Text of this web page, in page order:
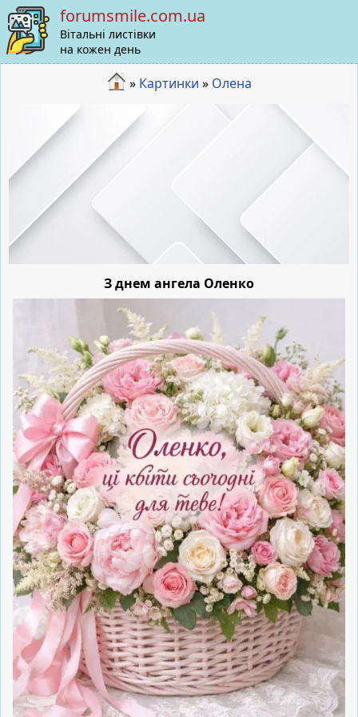
forumsmile.com.ua
Вітальні листівки
на кожен день
» Картинки » Олена
З днем ангела Оленко